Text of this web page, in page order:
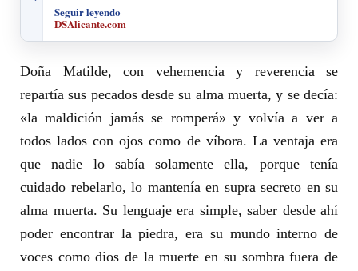
Seguir leyendo
DSAlicante.com
Doña Matilde, con vehemencia y reverencia se
repartía sus pecados desde su alma muerta, y se decía:
«la maldición jamás se romperá» y volvía a ver a
todos lados con ojos como de víbora. La ventaja era
que nadie lo sabía solamente ella, porque tenía
cuidado rebelarlo, lo mantenía en supra secreto en su
alma muerta. Su lenguaje era simple, saber desde ahí
poder encontrar la piedra, era su mundo interno de
voces como dios de la muerte en su sombra fuera de